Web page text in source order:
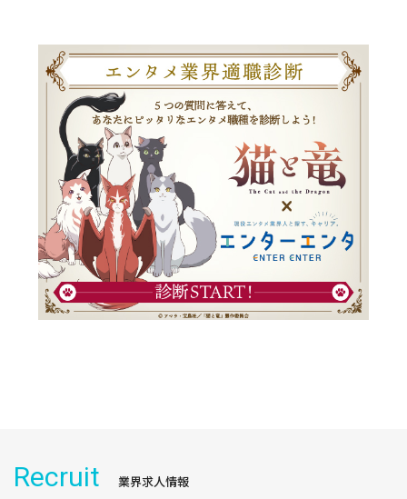
Recruit 業界求人情報